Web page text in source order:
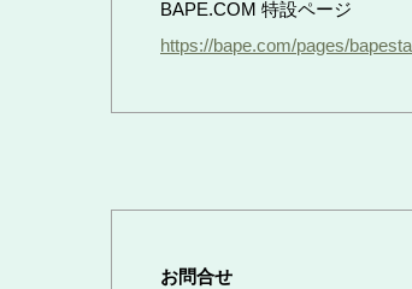
BAPE.COM 特設ページ
https://bape.com/pages/
お問合せ